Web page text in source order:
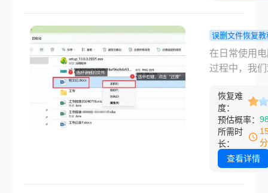
何修复的常
总结，涵盖
操作到专业
多种解决方
助你快速恢
的图片文件。
误删文件恢复教
脑怎么恢复
的文件？7
在日常使用
过程中，我
情况。无论
档、照片、
是其他重要
一旦被删除
会造成不小
恢复难
度：
预估概率：
所需时
长：
查看详情